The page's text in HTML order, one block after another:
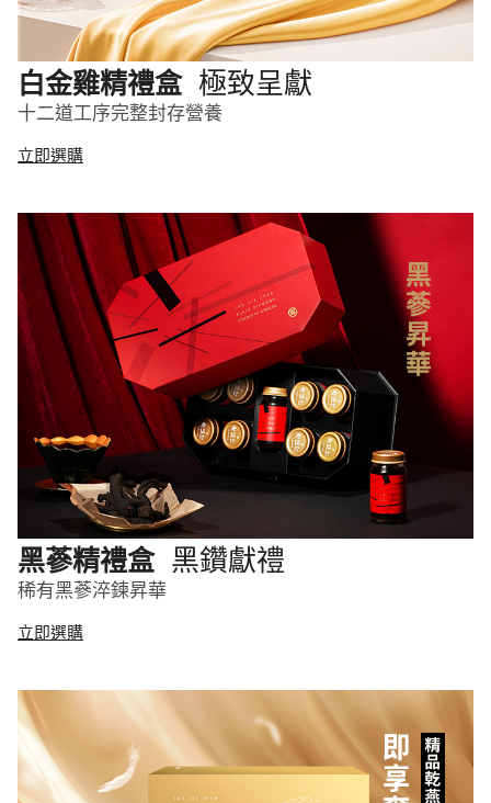
白金雞精禮盒 極致呈獻
十二道工序完整封存營養
立即選購
黑蔘精禮盒 黑鑽獻禮
稀有黑蔘淬鍊昇華
立即選購